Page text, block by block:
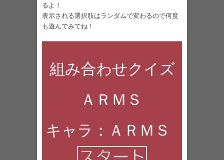
るよ！
表示される選択肢はランダムで変わるので何度
も遊んでみてね！